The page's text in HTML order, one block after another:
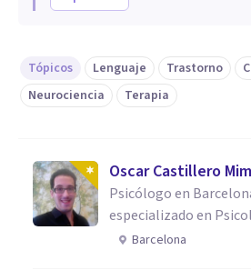
Tópicos Lenguaje Trastorno
Neurociencia
Terapia
Oscar Castillero
Psicólogo en
especializado en
Barcelona